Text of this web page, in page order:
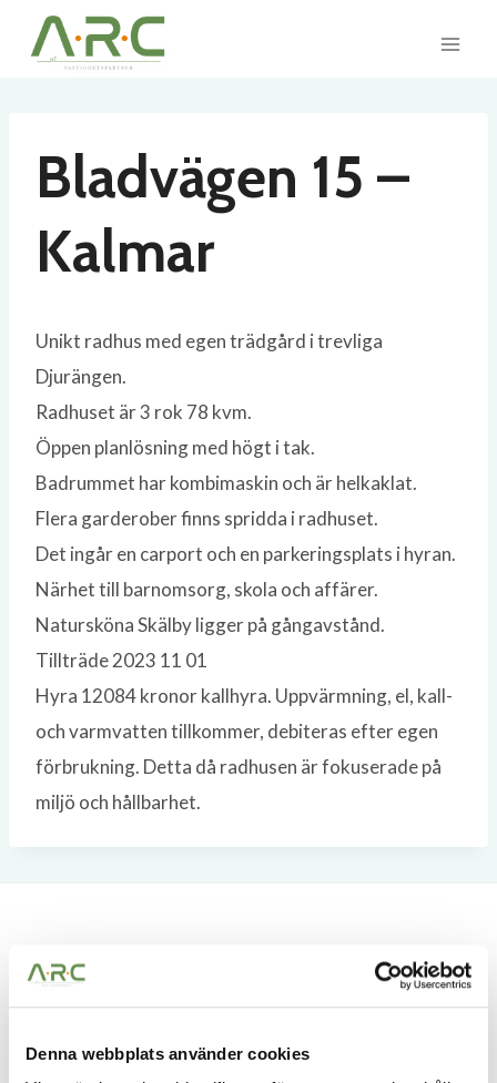
Denna webbplats använder cookies
Bladvägen 15 –
Kalmar
Unikt radhus med egen trädgård i trevliga
Djurängen.
Radhuset är 3 rok 78 kvm.
Öppen planlösning med högt i tak.
Badrummet har kombimaskin och är helkaklat.
Flera garderober finns spridda i radhuset.
Det ingår en carport och en parkeringsplats i hyran.
Närhet till barnomsorg, skola och affärer.
Natursköna Skälby ligger på gångavstånd.
Tillträde 2023 11 01
Hyra 12084 kronor kallhyra. Uppvärmning, el, kall-
och varmvatten tillkommer, debiteras efter egen
förbrukning. Detta då radhusen är fokuserade på
miljö och hållbarhet.